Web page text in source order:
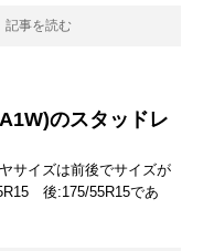
記事を読む
のスタッドレ
サイズは前後でサイズが
後:175/55R15であ